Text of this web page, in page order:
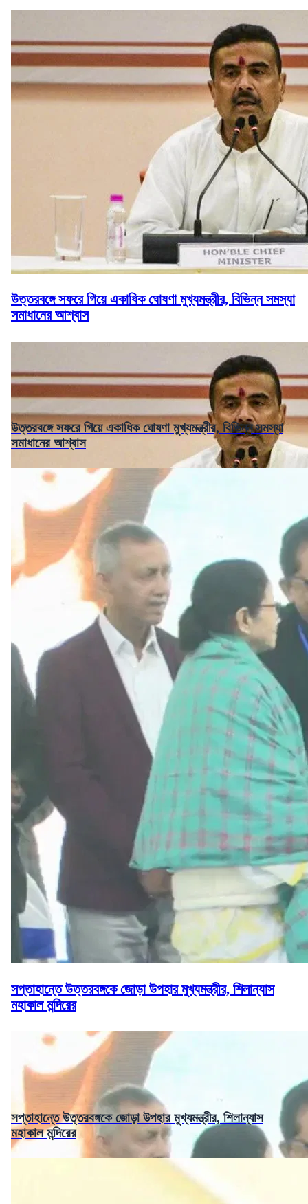
উত্তরবঙ্গে সফরে গিয়ে একাধিক ঘোষণা মুখ্যমন্ত্রীর, বিভিন্ন সমস্যা
সমাধানের আশ্বাস
উত্তরবঙ্গে সফরে গিয়ে একাধিক ঘোষণা মুখ্যমন্ত্রীর, বিভিন্ন সমস্যা
সমাধানের আশ্বাস
সপ্তাহান্তে উত্তরবঙ্গকে জোড়া উপহার মুখ্যমন্ত্রীর, শিলান্যাস
মহাকাল মন্দিরের
সপ্তাহান্তে উত্তরবঙ্গকে জোড়া উপহার মুখ্যমন্ত্রীর, শিলান্যাস
মহাকাল মন্দিরের